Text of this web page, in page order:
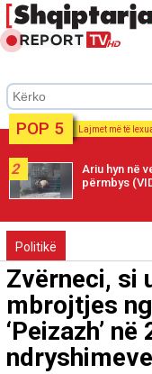
POP 5 Lajmet më të
2
Ariu hyn në
përmbys
Politikë
Zvërneci, si
mbrojtjes
‘Peizazh’